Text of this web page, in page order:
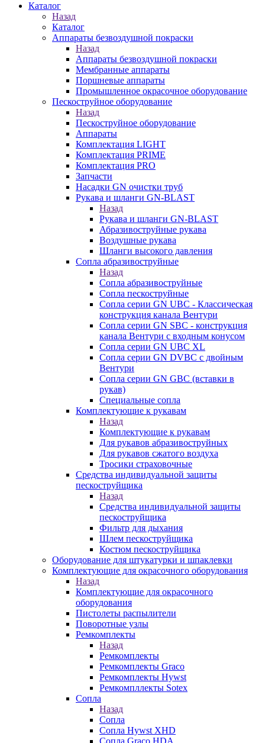
Каталог
Назад
Каталог
Аппараты безвоздушной покраски
Назад
Аппараты безвоздушной покраски
Мембранные аппараты
Поршневые аппараты
Промышленное окрасочное оборудование
Пескоструйное оборудование
Назад
Пескоструйное оборудование
Аппараты
Комплектация LIGHT
Комплектация PRIME
Комплектация PRO
Запчасти
Насадки GN очистки труб
Рукава и шланги GN-BLAST
Назад
Рукава и шланги GN-BLAST
Абразивоструйные рукава
Воздушные рукава
Шланги высокого давления
Сопла абразивоструйные
Назад
Сопла абразивоструйные
Сопла пескоструйные
Сопла серии GN UBC - Классическая
конструкция канала Вентури
Сопла серии GN SBC - конструкция
канала Вентури c входным конусом
Сопла серии GN UBC XL
Сопла серии GN DVBC с двойным
Вентури
Сопла серии GN GBC (вставки в
рукав)
Специальные сопла
Комплектующие к рукавам
Назад
Комплектующие к рукавам
Для рукавов абразивоструйных
Для рукавов сжатого воздуха
Тросики страховочные
Средства индивидуальной защиты
пескоструйщика
Назад
Средства индивидуальной защиты
пескоструйщика
Фильтр для дыхания
Шлем пескоструйщика
Костюм пескоструйщика
Оборудование для штукатурки и шпаклевки
Комплектующие для окрасочного оборудования
Назад
Комплектующие для окрасочного
оборудования
Пистолеты распылители
Поворотные узлы
Ремкомплекты
Назад
Ремкомплекты
Ремкомплекты Graco
Ремкомплекты Hywst
Ремкомпллекты Sotex
Сопла
Назад
Сопла
Сопла Hywst XHD
Сопла Graco HDA